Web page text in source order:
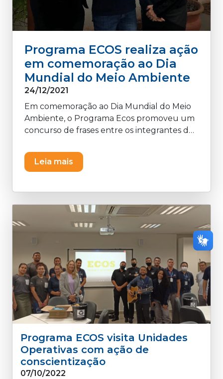
Programa ECOS realiza ação
em comemoração ao Dia
Mundial do Meio Ambiente
24/12/2021
Em comemoração ao Dia Mundial do Meio
Ambiente, o Programa Ecos promoveu um
concurso de frases entre os integrantes do
escolhido pelas Nações Unidas para a
comemoração dos 50 anos da criação da
Moreira obteve 40% do total de votos ao
"que se faz urgente desenvolvermos a
consciência que todos vivemos em um
único planeta, uma única casa, e que cabe
a cada um de nós, nas suas atitudes e ações
individuais, fazer do nosso Lar um lugar
melhor para todos".
Leia mais
Programa ECOS visita Unidades
Operativas com ação de
conscientização
07/10/2022